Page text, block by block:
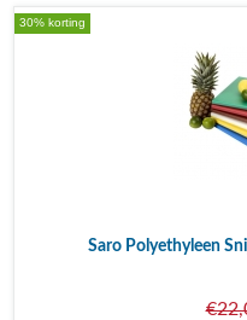
30% korting
Saro Polyethyleen